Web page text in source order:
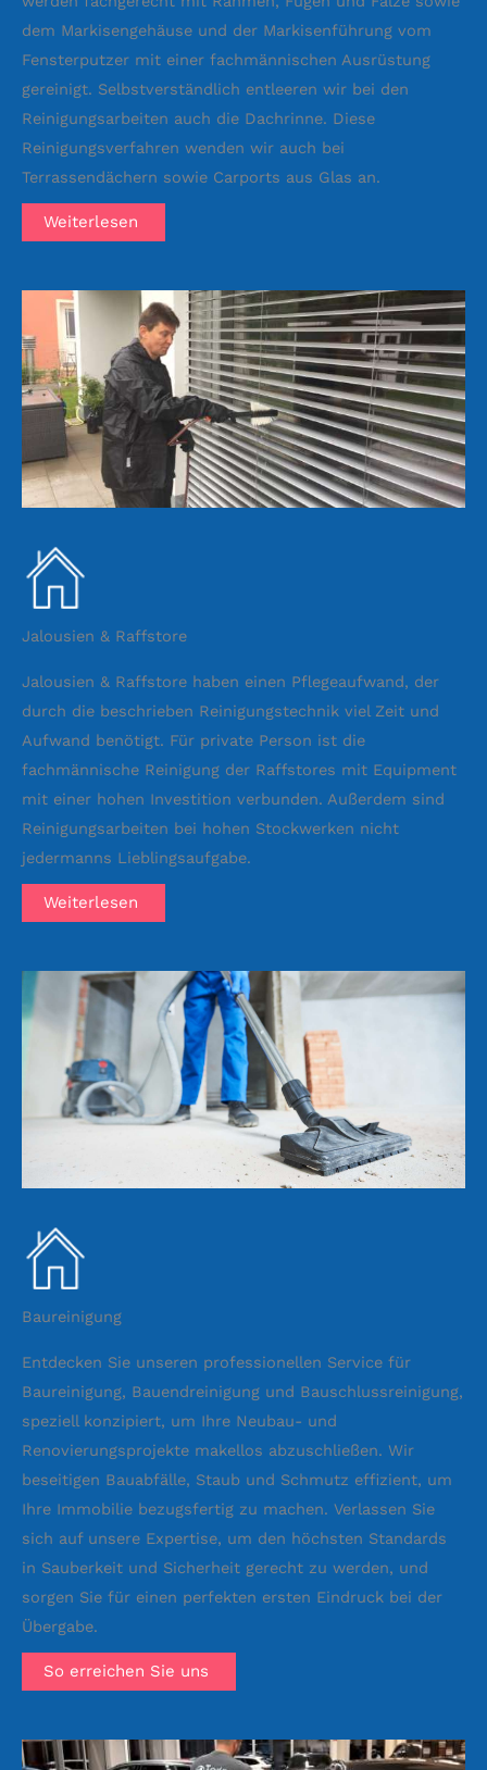
dem Markisengehäuse und der Markisenführung vom
Fensterputzer mit einer fachmännischen Ausrüstung
gereinigt. Selbstverständlich entleeren wir bei den
Reinigungsarbeiten auch die Dachrinne. Diese
Reinigungsverfahren wenden wir auch bei
Terrassendächern sowie Carports aus Glas an.
Weiterlesen
Jalousien & Raffstore
Jalousien & Raffstore haben einen Pflegeaufwand, der
durch die beschrieben Reinigungstechnik viel Zeit und
Aufwand benötigt. Für private Person ist die
fachmännische Reinigung der Raffstores mit Equipment
mit einer hohen Investition verbunden. Außerdem sind
Reinigungsarbeiten bei hohen Stockwerken nicht
jedermanns Lieblingsaufgabe.
Weiterlesen
Baureinigung
Entdecken Sie unseren professionellen Service für
Baureinigung, Bauendreinigung und Bauschlussreinigung,
speziell konzipiert, um Ihre Neubau- und
Renovierungsprojekte makellos abzuschließen. Wir
beseitigen Bauabfälle, Staub und Schmutz effizient, um
Ihre Immobilie bezugsfertig zu machen. Verlassen Sie
sich auf unsere Expertise, um den höchsten Standards
in Sauberkeit und Sicherheit gerecht zu werden, und
sorgen Sie für einen perfekten ersten Eindruck bei der
Übergabe.
So erreichen Sie uns